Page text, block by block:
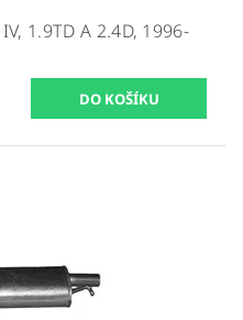
IV, 1.9TD A 2.4D, 1996-